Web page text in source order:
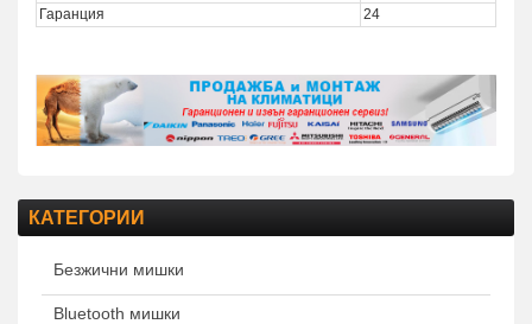
Гаранция
24
КАТЕГОРИИ
Безжични мишки
Bluetooth мишки